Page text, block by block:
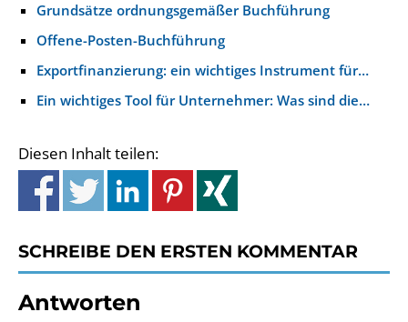
Grundsätze ordnungsgemäßer Buchführung
Offene-Posten-Buchführung
Exportfinanzierung: ein wichtiges Instrument für…
Ein wichtiges Tool für Unternehmer: Was sind die…
Diesen Inhalt teilen:
SCHREIBE DEN ERSTEN KOMMENTAR
Antworten